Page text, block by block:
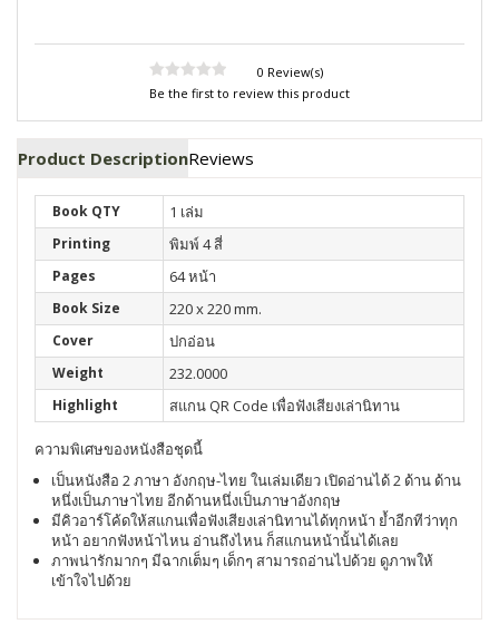
0 Review(s)
Be the first to review this product
Product DescriptionReviews
Book QTY 1 เล่ม
Printing พิมพ์ 4 สี่
Pages 64 หน้า
Book Size 220 x 220 mm.
Cover ปกอ่อน
Weight 232.0000
Highlight สแกน QR Code เพื่อฟังเสียงเล่านิทาน
ความพิเศษของหนังสือชุดนี้
เป็นหนังสือ 2 ภาษา อังกฤษ-ไทย ในเล่มเดียว เปิดอ่านได้ 2 ด้าน ด้าน
หนึ่งเป็นภาษาไทย อีกด้านหนึ่งเป็นภาษาอังกฤษ
มีคิวอาร์โค้ดให้สแกนเพื่อฟังเสียงเล่านิทานได้ทุกหน้า ย้ำอีกทีว่าทุก
หน้า อยากฟังหน้าไหน อ่านถึงไหน ก็สแกนหน้านั้นได้เลย
ภาพน่ารักมากๆ มีฉากเต็มๆ เด็กๆ สามารถอ่านไปด้วย ดูภาพให้
เข้าใจไปด้วย